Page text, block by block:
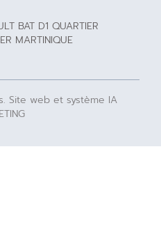
BAT D1 QUARTIER
MARTINIQUE
Site web et système IA